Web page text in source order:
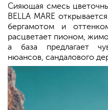
Сияющая смесь
BELLA MARE
бергамотом и
расцветает пионом,
а база предлагает
нюансов, сандалового